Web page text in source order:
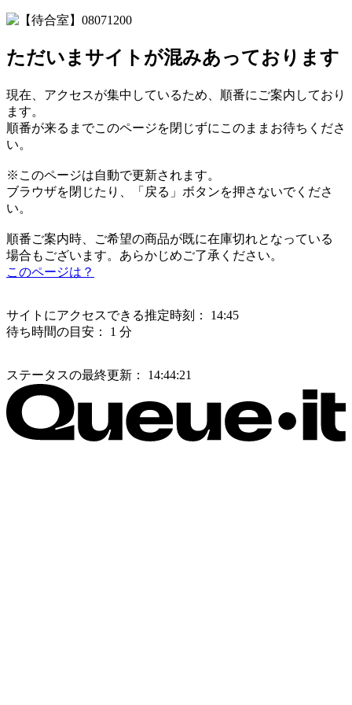
ただいまサイトが混みあっております
現在、アクセスが集中しているため、順番にご案内しており
ます。
順番が来るまでこのページを閉じずにこのままお待ちくださ
い。
※このページは自動で更新されます。
ブラウザを閉じたり、「戻る」ボタンを押さないでくださ
い。
順番ご案内時、ご希望の商品が既に在庫切れとなっている
場合もございます。あらかじめご了承ください。
このページは？
サイトにアクセスできる推定時刻：
14:45
待ち時間の目安：
1 分
ステータスの最終更新： 14:44:21